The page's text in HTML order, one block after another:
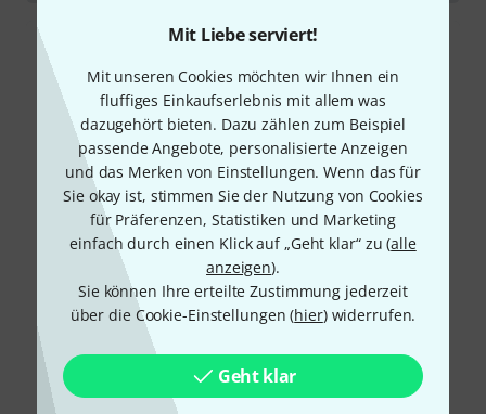
Mit Liebe serviert!
Mit unseren Cookies möchten wir Ihnen ein
fluffiges Einkaufserlebnis mit allem was
dazugehört bieten. Dazu zählen zum Beispiel
passende Angebote, personalisierte Anzeigen
und das Merken von Einstellungen. Wenn das für
Sie okay ist, stimmen Sie der Nutzung von Cookies
für Präferenzen, Statistiken und Marketing
einfach durch einen Klick auf „Geht klar“ zu (alle
anzeigen).
Sie können Ihre erteilte Zustimmung jederzeit
über die Cookie-Einstellungen (hier) widerrufen.
Geht klar